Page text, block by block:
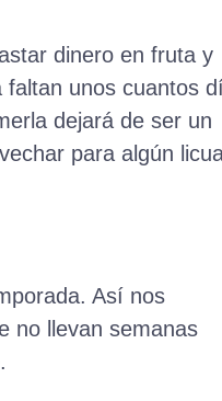
dinero en fruta y
faltan unos cuantos
dejará de ser un
para algún
Así nos
no llevan semanas